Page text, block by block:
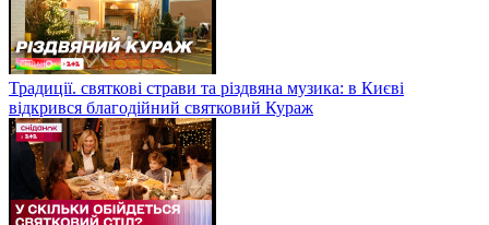
Традиції. святкові страви та різдвяна музика: в Києві
відкрився благодійний святковий Кураж